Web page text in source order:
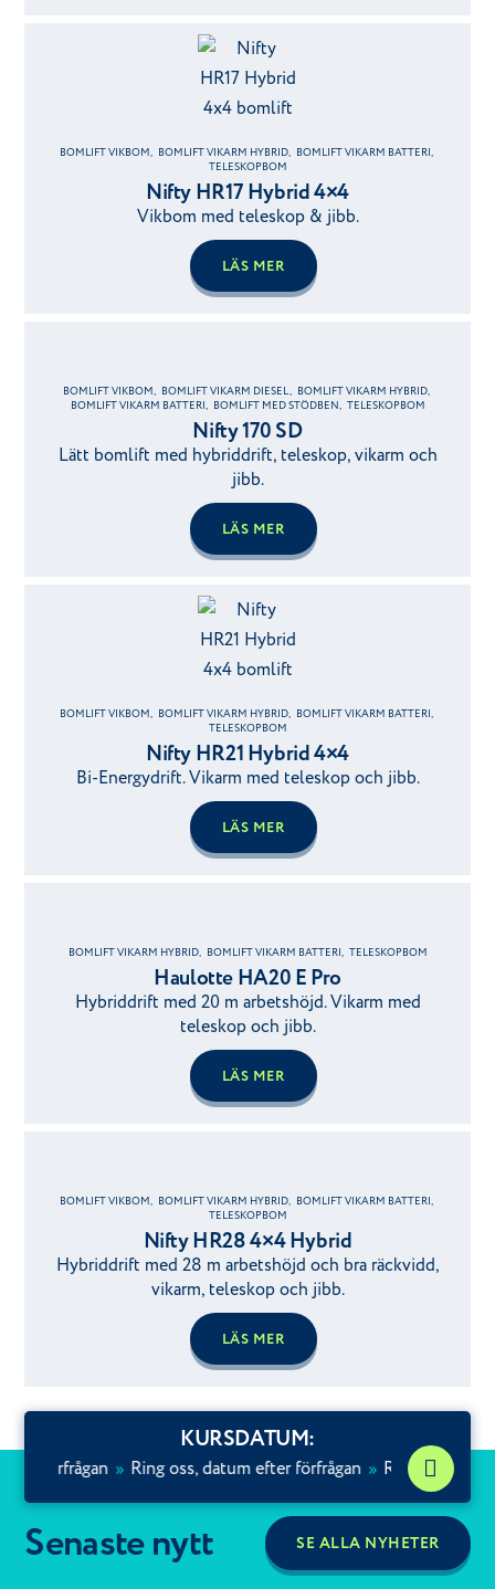
BOMLIFT VIKBOM, BOMLIFT VIKARM HYBRID, BOMLIFT VIKARM BATTERI,
TELESKOPBOM
Nifty HR17 Hybrid 4×4
Vikbom med teleskop & jibb.
LÄS MER
BOMLIFT VIKBOM, BOMLIFT VIKARM DIESEL, BOMLIFT VIKARM HYBRID,
BOMLIFT VIKARM BATTERI, BOMLIFT MED STÖDBEN, TELESKOPBOM
Nifty 170 SD
Lätt bomlift med hybriddrift, teleskop, vikarm och
jibb.
LÄS MER
BOMLIFT VIKBOM, BOMLIFT VIKARM HYBRID, BOMLIFT VIKARM BATTERI,
TELESKOPBOM
Nifty HR21 Hybrid 4×4
Bi-Energydrift. Vikarm med teleskop och jibb.
LÄS MER
BOMLIFT VIKARM HYBRID, BOMLIFT VIKARM BATTERI, TELESKOPBOM
Haulotte HA20 E Pro
Hybriddrift med 20 m arbetshöjd. Vikarm med
teleskop och jibb.
LÄS MER
BOMLIFT VIKBOM, BOMLIFT VIKARM HYBRID, BOMLIFT VIKARM BATTERI,
TELESKOPBOM
Nifty HR28 4×4 Hybrid
Hybriddrift med 28 m arbetshöjd och bra räckvidd,
vikarm, teleskop och jibb.
LÄS MER
Senaste nytt SE ALLA NYHETER
KURSDATUM:
förfrågan » Ring oss, datum efter förfrågan » Ring oss, datum